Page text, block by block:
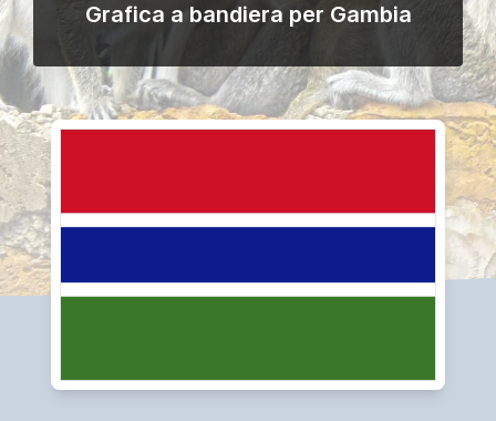
Grafica a bandiera per Gambia